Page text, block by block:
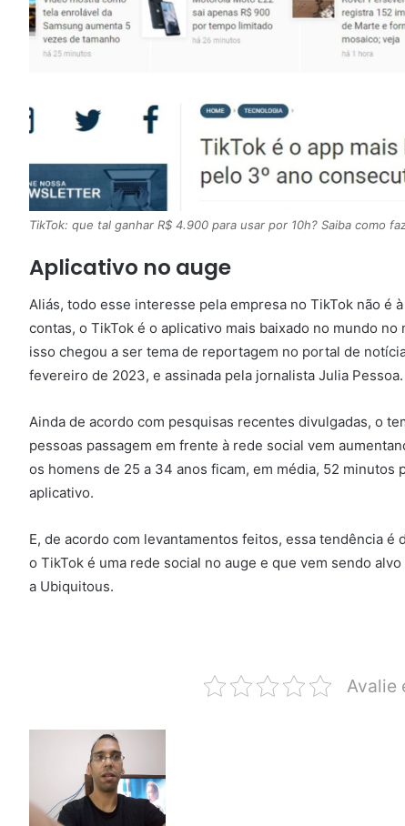
TikTok: que tal ganhar R$ 4.900 para usar por 10h? Saiba como
Aplicativo no auge
Aliás, todo esse interesse pela empresa no TikTok não é
contas, o TikTok é o aplicativo mais baixado no mundo no
isso chegou a ser tema de reportagem no portal de
fevereiro de 2023, e assinada pela jornalista Julia Pessoa.
Ainda de acordo com pesquisas recentes divulgadas, o
pessoas passagem em frente à rede social vem
os homens de 25 a 34 anos ficam, em média, 52 minutos
aplicativo.
E, de acordo com levantamentos feitos, essa tendência é
o TikTok é uma rede social no auge e que vem sendo
a Ubiquitous.
Avalie